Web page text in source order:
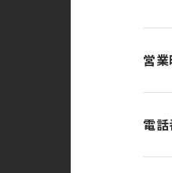
営
電